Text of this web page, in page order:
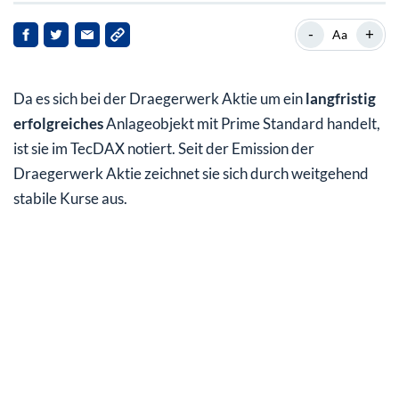
Draegerwerk Aktie – Beständigkeit und Innovation seit
1889
Die Draegerwerk Aktie und die Struktur des
Unternehmens
- Aa +
Da es sich bei der Draegerwerk Aktie um einlangfristig
erfolgreichesAnlageobjekt mit Prime Standard handelt,
ist sie im TecDAX notiert. Seit der Emission der
Draegerwerk Aktie zeichnet sie sich durch weitgehend
stabile Kurse aus.